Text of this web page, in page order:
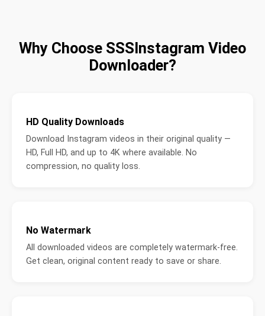
Why Choose SSSInstagram Video
Downloader?
HD Quality Downloads
Download Instagram videos in their original quality —
HD, Full HD, and up to 4K where available. No
compression, no quality loss.
No Watermark
All downloaded videos are completely watermark-free.
Get clean, original content ready to save or share.